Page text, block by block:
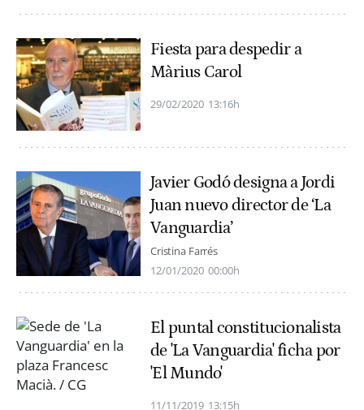
Fiesta para despedir a
Màrius Carol
29/02/2020 13:16h
Javier Godó designa a Jordi
Juan nuevo director de ‘La
Vanguardia’
Cristina Farrés
12/01/2020 00:00h
El puntal constitucionalista
de 'La Vanguardia' ficha por
'El Mundo'
11/11/2019 13:15h